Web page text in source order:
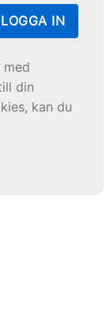
LOGGA IN
din
kan du